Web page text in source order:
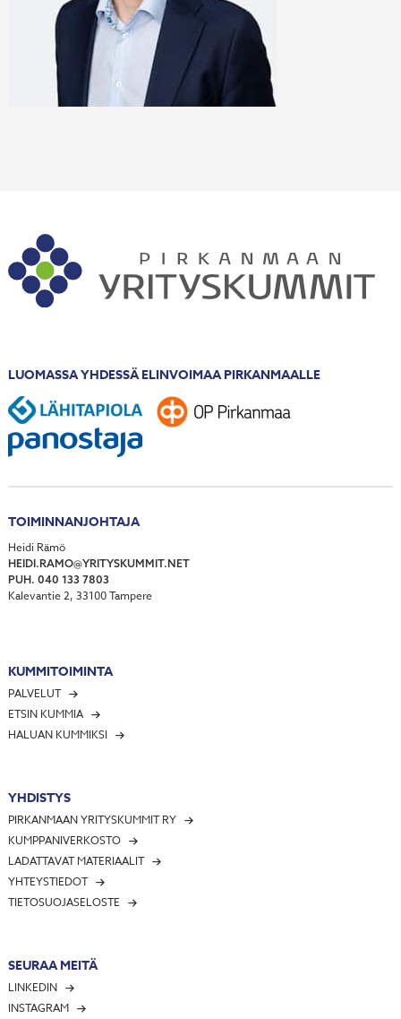
LUOMASSA YHDESSÄ ELINVOIMAA PIRKANMAALLE
TOIMINNANJOHTAJA
Heidi Rämö
HEIDI.RAMO@YRITYSKUMMIT.NET
PUH. 040 133 7803
Kalevantie 2, 33100 Tampere
KUMMITOIMINTA
PALVELUT
ETSIN KUMMIA
HALUAN KUMMIKSI
YHDISTYS
PIRKANMAAN YRITYSKUMMIT RY
KUMPPANIVERKOSTO
LADATTAVAT MATERIAALIT
YHTEYSTIEDOT
TIETOSUOJASELOSTE
SEURAA MEITÄ
LINKEDIN
INSTAGRAM